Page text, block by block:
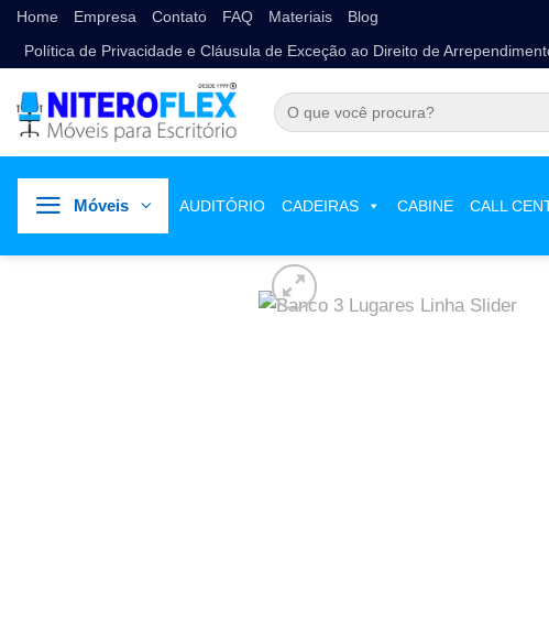
Home Empresa Contato FAQ Materiais Blog
Política de Privacidade e Cláusula de Exceção ao Direito de
Móveis AUDITÓRIO CADEIRAS CABINE CALL
Loja / Móveis para Recepção Bancos